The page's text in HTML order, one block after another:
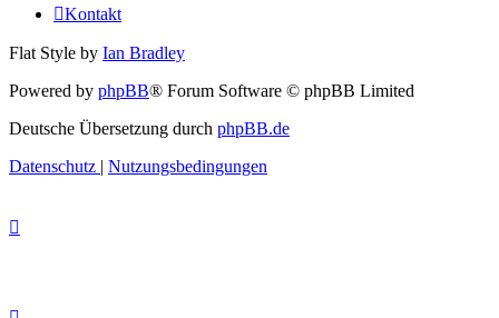
Kontakt
Flat Style by Ian Bradley
Powered by phpBB® Forum Software © phpBB Limited
Deutsche Übersetzung durch phpBB.de
Datenschutz | Nutzungsbedingungen